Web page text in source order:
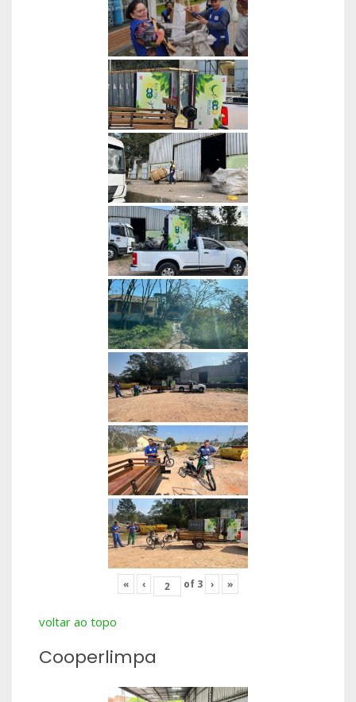
« ‹ of 3 › »
voltar ao topo
Cooperlimpa